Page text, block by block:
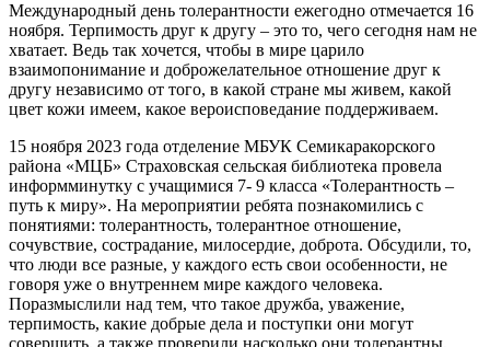
Международный день толерантности ежегодно отмечается 16
ноября. Терпимость друг к другу – это то, чего сегодня нам не
хватает. Ведь так хочется, чтобы в мире царило
взаимопонимание и доброжелательное отношение друг к
другу независимо от того, в какой стране мы живем, какой
цвет кожи имеем, какое вероисповедание поддерживаем.
15 ноября 2023 года отделение МБУК Семикаракорского
района «МЦБ» Страховская сельская библиотека провела
информминутку с учащимися 7- 9 класса «Толерантность –
путь к миру». На мероприятии ребята познакомились с
понятиями: толерантность, толерантное отношение,
сочувствие, сострадание, милосердие, доброта. Обсудили, то,
что люди все разные, у каждого есть свои особенности, не
говоря уже о внутреннем мире каждого человека.
Поразмыслили над тем, что такое дружба, уважение,
терпимость, какие добрые дела и поступки они могут